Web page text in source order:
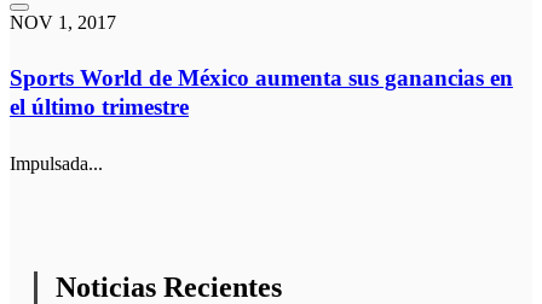
NOV 1, 2017
Sports World de México aumenta sus ganancias en
el último trimestre
Impulsada...
Noticias Recientes